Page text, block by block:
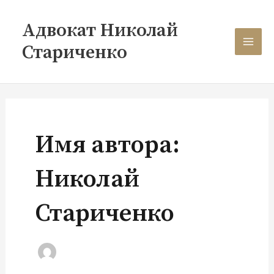
содержимому
Адвокат Николай
Стариченко
Имя автора:
Николай
Стариченко
навигация
записи